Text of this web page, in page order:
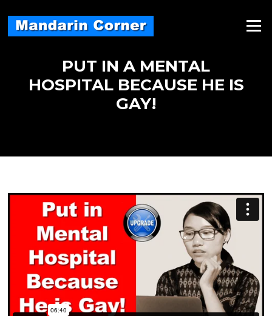
content
Menu
PUT IN A MENTAL
HOSPITAL BECAUSE HE IS
GAY!